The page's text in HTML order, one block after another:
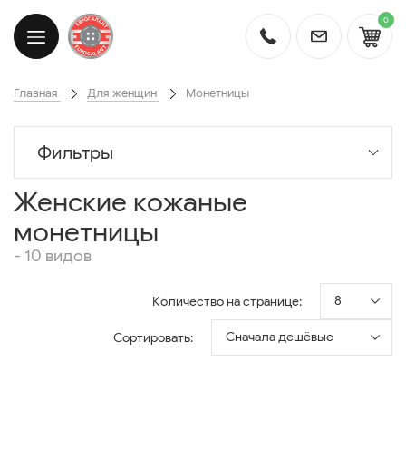
0
Главная Для женщин Монетницы
Фильтры
Женские кожаные
монетницы
- 10 видов
Количество на странице: 8
Сортировать: Сначала дешёвые